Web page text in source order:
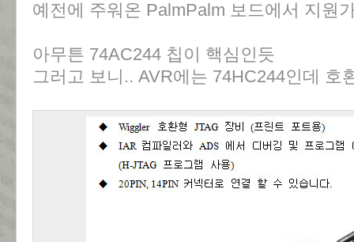
예전에 주워온 PalmPalm 보드에서 지원
아무튼 74AC244 칩이 핵심인듯
그러고 보니.. AVR에는 74HC244인데 호